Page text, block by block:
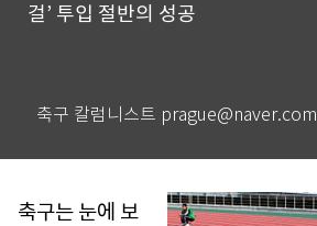
걸’ 투입 절반의 성공
축구 칼럼니스트 prague@naver.com
축구는 눈에 보